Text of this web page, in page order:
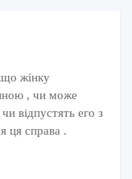
жінку
, чи може
відпустять его з
ця справа .